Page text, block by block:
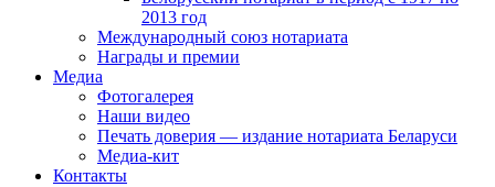
2013 год
Международный союз нотариата
Награды и премии
Медиа
Фотогалерея
Наши видео
Печать доверия — издание нотариата Беларуси
Медиа-кит
Контакты